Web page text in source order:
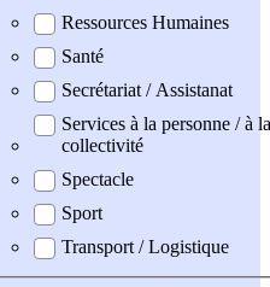
Ressources Humaines
Santé
Secrétariat / Assistanat
Services à la personne / à la
collectivité
Spectacle
Sport
Transport / Logistique